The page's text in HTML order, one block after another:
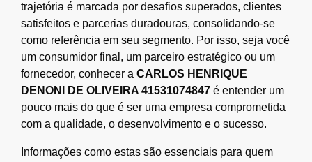
trajetória é marcada por desafios superados, clientes
satisfeitos e parcerias duradouras, consolidando-se
como referência em seu segmento. Por isso, seja você
um consumidor final, um parceiro estratégico ou um
fornecedor, conhecer a CARLOS HENRIQUE
DENONI DE OLIVEIRA 41531074847 é entender um
pouco mais do que é ser uma empresa comprometida
com a qualidade, o desenvolvimento e o sucesso.
Informações como estas são essenciais para quem